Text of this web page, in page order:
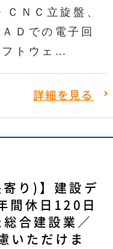
ＮＣ立旋盤、
Ｄでの電子回
フトウェ…
詳細を見る
寄り)】建設デ
間休日120日
合建設業／
いただけま